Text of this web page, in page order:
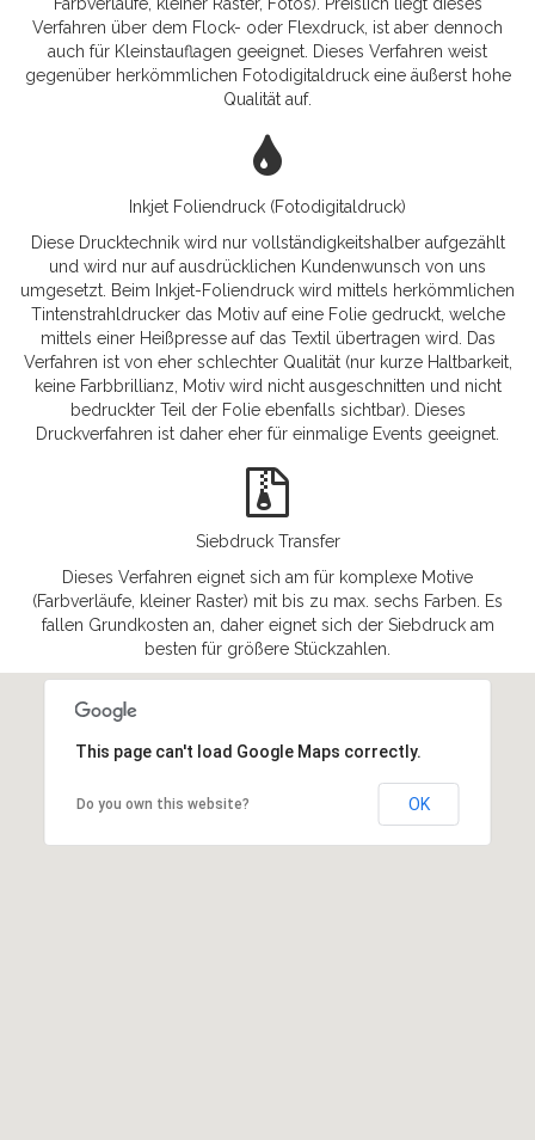
Farbverläufe, kleiner Raster, Fotos). Preislich liegt dieses
Verfahren über dem Flock- oder Flexdruck, ist aber dennoch
auch für Kleinstauflagen geeignet. Dieses Verfahren weist
gegenüber herkömmlichen Fotodigitaldruck eine äußerst hohe
Qualität auf.
Inkjet Foliendruck (Fotodigitaldruck)
Diese Drucktechnik wird nur vollständigkeitshalber aufgezählt
und wird nur auf ausdrücklichen Kundenwunsch von uns
umgesetzt. Beim Inkjet-Foliendruck wird mittels herkömmlichen
Tintenstrahldrucker das Motiv auf eine Folie gedruckt, welche
mittels einer Heißpresse auf das Textil übertragen wird. Das
Verfahren ist von eher schlechter Qualität (nur kurze Haltbarkeit,
keine Farbbrillianz, Motiv wird nicht ausgeschnitten und nicht
bedruckter Teil der Folie ebenfalls sichtbar). Dieses
Druckverfahren ist daher eher für einmalige Events geeignet.
Siebdruck Transfer
Dieses Verfahren eignet sich am für komplexe Motive
(Farbverläufe, kleiner Raster) mit bis zu max. sechs Farben. Es
fallen Grundkosten an, daher eignet sich der Siebdruck am
besten für größere Stückzahlen.
This page can't load Google Maps correctly.
Do you own this website? OK